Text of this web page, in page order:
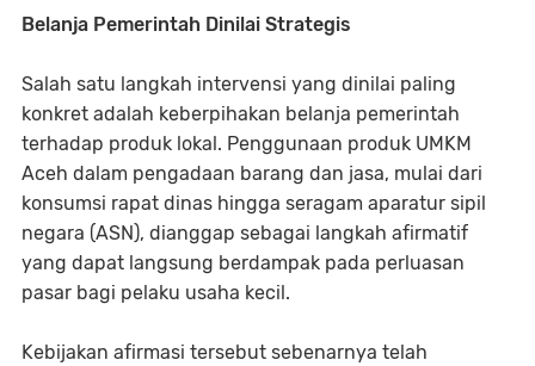
Belanja Pemerintah Dinilai Strategis
Salah satu langkah intervensi yang dinilai paling
konkret adalah keberpihakan belanja pemerintah
terhadap produk lokal. Penggunaan produk UMKM
Aceh dalam pengadaan barang dan jasa, mulai dari
konsumsi rapat dinas hingga seragam aparatur sipil
negara (ASN), dianggap sebagai langkah afirmatif
yang dapat langsung berdampak pada perluasan
pasar bagi pelaku usaha kecil.
Kebijakan afirmasi tersebut sebenarnya telah